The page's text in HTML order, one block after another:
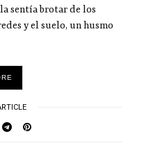
sentía brotar de los
y el suelo, un husmo